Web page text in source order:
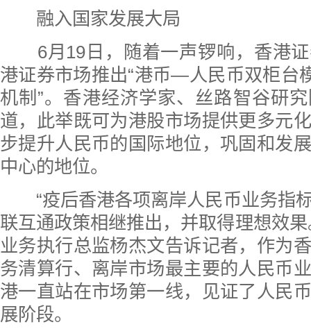
融入国家发展大局
6月19日，随着一声锣响，香港证
港证券市场推出“港币—人民币双柜台
机制”。香港经济学家、丝路智谷研
道，此举既可为港股市场提供更多元
步提升人民币的国际地位，巩固和发
中心的地位。
“疫后香港各项离岸人民币业务指
联互通政策相继推出，并取得理想效
业务执行总监杨杰文告诉记者，作为
务清算行、离岸市场最主要的人民币
港一直站在市场第一线，见证了人民
展阶段。